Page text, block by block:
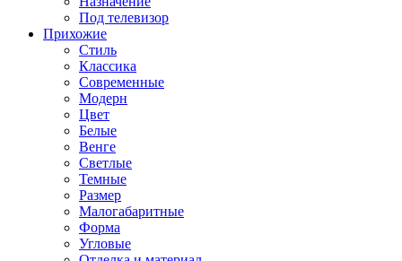
Под телевизор
Прихожие
Стиль
Классика
Современные
Модерн
Цвет
Белые
Венге
Светлые
Темные
Размер
Малогабаритные
Форма
Угловые